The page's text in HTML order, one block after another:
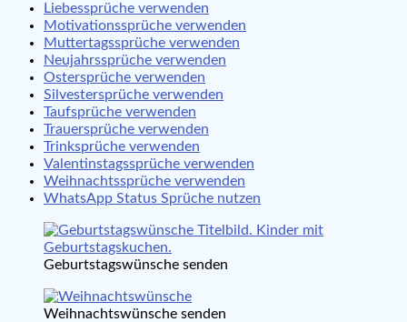
Liebessprüche verwenden
Motivationssprüche verwenden
Muttertagssprüche verwenden
Neujahrssprüche verwenden
Ostersprüche verwenden
Silvestersprüche verwenden
Taufsprüche verwenden
Trauersprüche verwenden
Trinksprüche verwenden
Valentinstagssprüche verwenden
Weihnachtssprüche verwenden
WhatsApp Status Sprüche nutzen
Geburtstagswünsche senden
Weihnachtswünsche senden